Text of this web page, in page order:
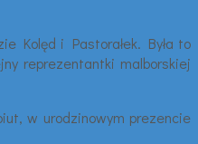
Kolęd i Pastorałek. Była to
reprezentantki malborskiej
w urodzinowym prezencie